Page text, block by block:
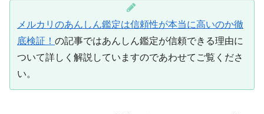
メルカリのあんしん鑑定は信頼性が本当に高いのか徹
底検証！ の記事ではあんしん鑑定が信頼できる理由に
ついて詳しく解説していますのであわせてご覧くださ
い。